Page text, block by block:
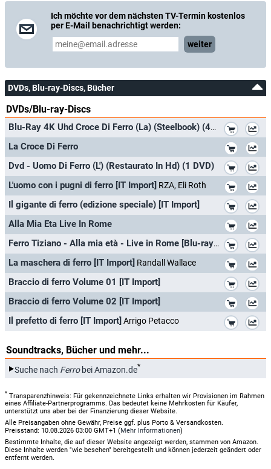
Ich möchte vor dem nächsten TV-Termin kostenlos
per E-Mail benachrichtigt werden:
weiter
DVDs, Blu-ray-Discs, Bücher
DVDs/Blu-ray-Discs
Blu-Ray 4K Uhd Croce Di Ferro (La) (Steelbook) (4K Ultra Hd+Blu-Ray Hd)
La Croce Di Ferro
Dvd - Uomo Di Ferro (L') (Restaurato In Hd) (1 DVD)
L'uomo con i pugni di ferro [IT Import] RZA, Eli Roth
Il gigante di ferro (edizione speciale) [IT Import]
Alla Mia Eta Live In Rome
Ferro Tiziano - Alla mia età - Live in Rome [Blu-ray] [IT Import]
La maschera di ferro [IT Import] Randall Wallace
Braccio di ferro Volume 01 [IT Import]
Braccio di ferro Volume 02 [IT Import]
Il prefetto di ferro [IT Import] Arrigo Petacco
Soundtracks, Bücher und mehr...
Suche nach Ferrobei Amazon.de*
* Transparenzhinweis: Für gekennzeichnete Links erhalten wir Provisionen im Rahmen
eines Affiliate-Partnerprogramms. Das bedeutet keine Mehrkosten für Käufer,
unterstützt uns aber bei der Finanzierung dieser Website.
Alle Preisangaben ohne Gewähr, Preise ggf. plus Porto & Versandkosten.
Preisstand: 10.08.2026 03:00 GMT+1 (Mehr Informationen)
Bestimmte Inhalte, die auf dieser Website angezeigt werden, stammen von Amazon.
Diese Inhalte werden "wie besehen" bereitgestellt und können jederzeit geändert oder
entfernt werden.